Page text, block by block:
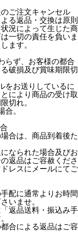
ご注文キャンセル
る返品・交換は原則
況によって生じた商
一切の責任を負いま
ます。
らず、お客様の都合
破損及び賞味期限切
をお送りしているに
により商品の受け取
切れ。
合。
合は、商品到着後た
なられた場合及びお
返品はご容赦くださ
レスにメールにてご
配に通常よりお時間
いませ。
返品送料・振込み手
合による返品はご容